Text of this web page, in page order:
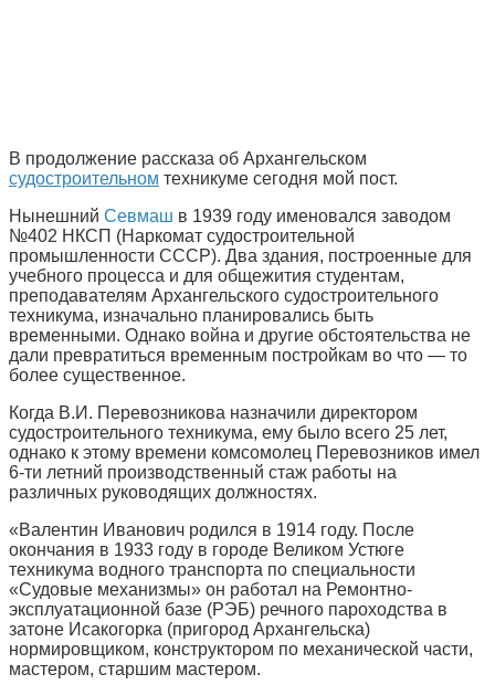
В продолжение рассказа об Архангельском
судостроительном техникуме сегодня мой пост.
Нынешний Севмаш в 1939 году именовался заводом
№402 НКСП (Наркомат судостроительной
промышленности СССР). Два здания, построенные для
учебного процесса и для общежития студентам,
преподавателям Архангельского судостроительного
техникума, изначально планировались быть
временными. Однако война и другие обстоятельства не
дали превратиться временным постройкам во что — то
более существенное.
Когда В.И. Перевозникова назначили директором
судостроительного техникума, ему было всего 25 лет,
однако к этому времени комсомолец Перевозников имел
6-ти летний производственный стаж работы на
различных руководящих должностях.
«Валентин Иванович родился в 1914 году. После
окончания в 1933 году в городе Великом Устюге
техникума водного транспорта по специальности
«Судовые механизмы» он работал на Ремонтно-
эксплуатационной базе (РЭБ) речного пароходства в
затоне Исакогорка (пригород Архангельска)
нормировщиком, конструктором по механической части,
мастером, старшим мастером.